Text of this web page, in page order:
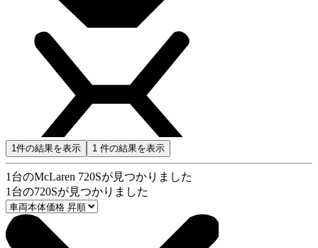
1 件の結果を表示 1 件の結果を表示
1 台のMcLaren 720Sが見つかりました
1 台の720Sが見つかりました